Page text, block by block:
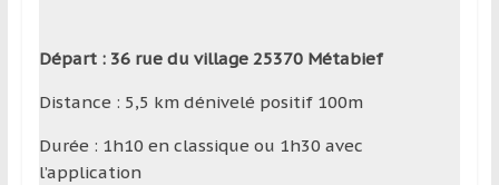
Départ : 36 rue du village 25370 Métabief
Distance : 5,5 km dénivelé positif 100m
Durée : 1h10 en classique ou 1h30 avec
l’application